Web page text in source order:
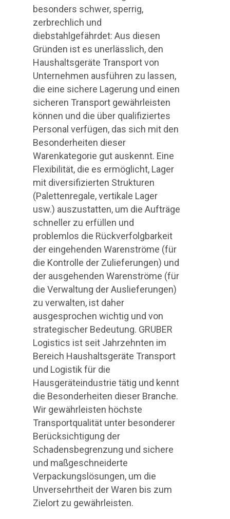
besonders schwer, sperrig,
zerbrechlich und
diebstahlgefährdet: Aus diesen
Gründen ist es unerlässlich, den
Haushaltsgeräte Transport von
Unternehmen ausführen zu lassen,
die eine sichere Lagerung und einen
sicheren Transport gewährleisten
können und die über qualifiziertes
Personal verfügen, das sich mit den
Besonderheiten dieser
Warenkategorie gut auskennt. Eine
Flexibilität, die es ermöglicht, Lager
mit diversifizierten Strukturen
(Palettenregale, vertikale Lager
usw.) auszustatten, um die Aufträge
schneller zu erfüllen und
problemlos die Rückverfolgbarkeit
der eingehenden Warenströme (für
die Kontrolle der Zulieferungen) und
der ausgehenden Warenströme (für
die Verwaltung der Auslieferungen)
zu verwalten, ist daher
ausgesprochen wichtig und von
strategischer Bedeutung. GRUBER
Logistics ist seit Jahrzehnten im
Bereich Haushaltsgeräte Transport
und Logistik für die
Hausgeräteindustrie tätig und kennt
die Besonderheiten dieser Branche.
Wir gewährleisten höchste
Transportqualität unter besonderer
Berücksichtigung der
Schadensbegrenzung und sichere
und maßgeschneiderte
Verpackungslösungen, um die
Unversehrtheit der Waren bis zum
Zielort zu gewährleisten.